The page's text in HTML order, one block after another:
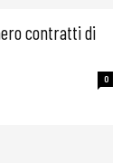
contratti di
0